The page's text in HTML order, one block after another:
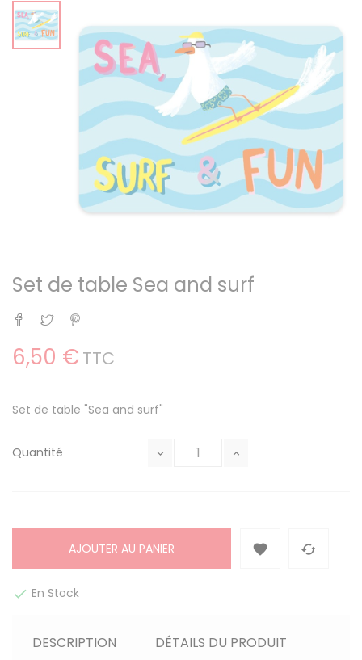
Set de table Sea and surf
Partager
Tweet
6,50 € TTC
Set de table "Sea and surf"
Quantité
AJOUTER AU PANIER  
 En Stock
DESCRIPTION DÉTAILS DU PRODUIT